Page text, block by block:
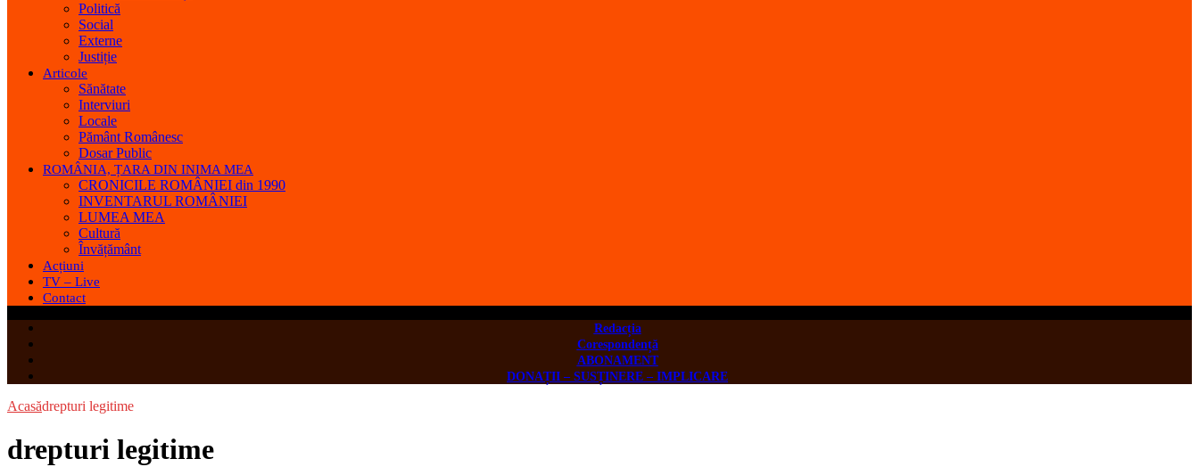
Politică
Social
Externe
Justiție
Articole
Sănătate
Interviuri
Locale
Pământ Românesc
Dosar Public
ROMÂNIA, ȚARA DIN INIMA MEA
CRONICILE ROMÂNIEI din 1990
INVENTARUL ROMÂNIEI
LUMEA MEA
Cultură
Învățământ
Acțiuni
TV – Live
Contact
Redacția
Corespondență
ABONAMENT
DONAȚII – SUSȚINERE – IMPLICARE
Acasădrepturi legitime
drepturi legitime